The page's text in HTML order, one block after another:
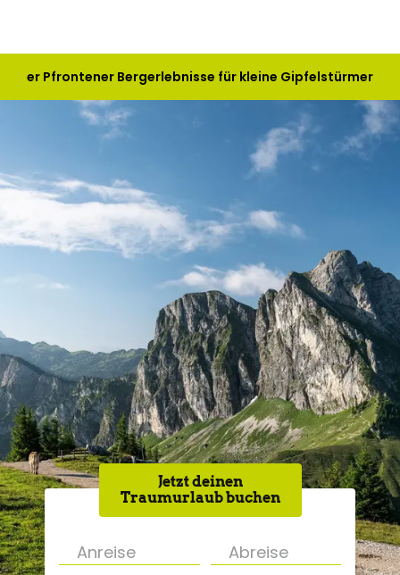
Pfrontener Bergerlebnisse für kleine Gipfelstürmer
Jetzt deinen
Traumurlaub buchen